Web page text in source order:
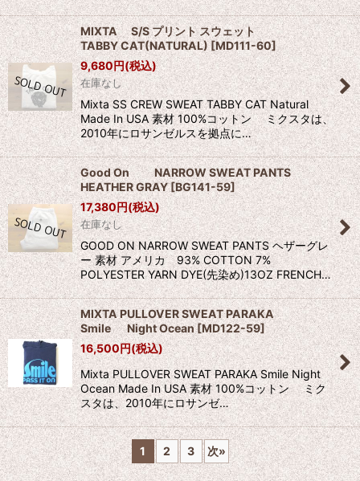
MIXTA S/S プリント スウェット
TABBY CAT(NATURAL) [MD111-60]
9,680円(税込)
在庫なし
Mixta SS CREW SWEAT TABBY CAT Natural
Made In USA 素材 100%コットン ミクスタは、
2010年にロサンゼルスを拠点に…
Good On NARROW SWEAT PANTS
HEATHER GRAY[BG141-59]
17,380円(税込)
在庫なし
GOOD ON NARROW SWEAT PANTS ヘザーグレ
ー 素材 アメリカ 93% COTTON 7%
POLYESTER YARN DYE(先染め)13OZ FRENCH…
MIXTA PULLOVER SWEAT PARAKA
Smile Night Ocean[MD122-59]
16,500円(税込)
Mixta PULLOVER SWEAT PARAKA Smile Night
Ocean Made In USA 素材 100%コットン ミク
スタは、2010年にロサンゼ…
1 2 3 次»